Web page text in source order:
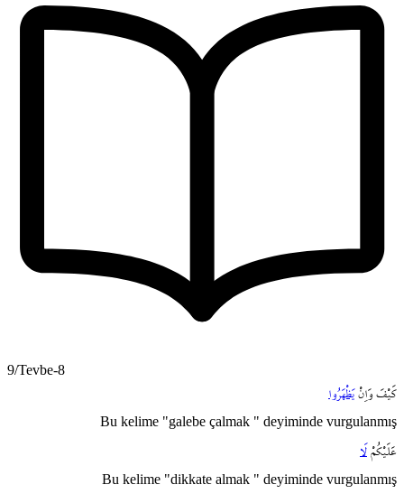
9/Tevbe-8
كَيْفَ وَاِنْ يَظْهَرُوا
Bu kelime "galebe çalmak " deyiminde vurgulanmış
عَلَيْكُمْ لَا
Bu kelime "dikkate almak " deyiminde vurgulanmış